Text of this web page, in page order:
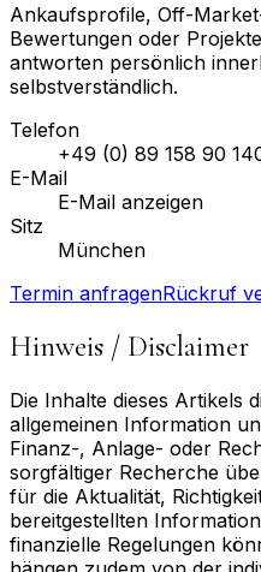
Ankaufsprofile, Off-
Bewertungen oder
antworten persönlich
selbstverständlich.
Telefon
+49 (0) 89 158 90
E-Mail
E-Mail anzeigen
Sitz
München
Termin anfragenRückruf
Hinweis / Disclaimer
Die Inhalte dieses Artikels
allgemeinen Information
Finanz-, Anlage- oder
sorgfältiger Recherche
für die Aktualität,
bereitgestellten
finanzielle Regelungen